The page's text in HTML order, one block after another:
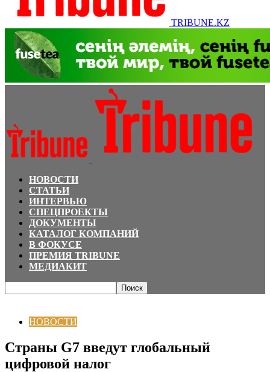
TRIBUNE.KZ
НОВОСТИ
СТАТЬИ
ИНТЕРВЬЮ
СПЕЦПРОЕКТЫ
ДОКУМЕНТЫ
КАТАЛОГ КОМПАНИЙ
В ФОКУСЕ
ПРЕМИЯ TRIBUNE
МЕДИАКИТ
НОВОСТИ
Страны G7 введут глобальный
цифровой налог